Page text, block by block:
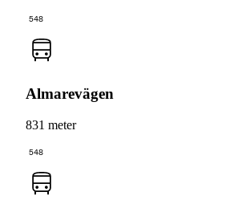
548
Almarevägen
831 meter
548